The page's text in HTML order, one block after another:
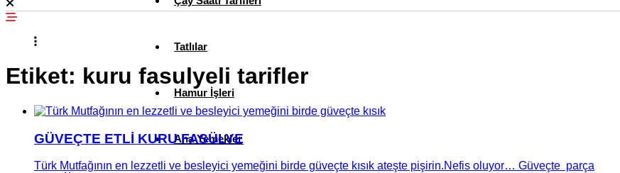
Tatlılar
Hamur İşleri
Ana Yemekler
Etiket: kuru fasulyeli tarifler
GÜVEÇTE ETLİ KURU FASÜLYE
Türk Mutfağının en lezzetli ve besleyici yemeğini birde güveçte kısık ateşte pişirin.Nefis oluyor… Güveçte parça